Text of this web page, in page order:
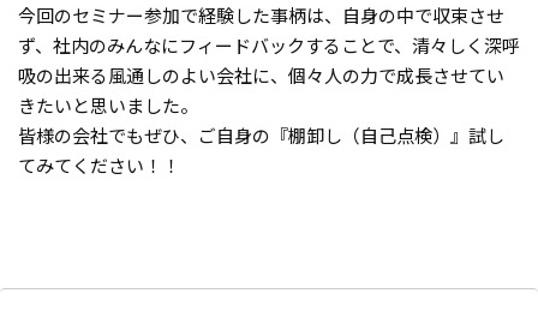
今回のセミナー参加で経験した事柄は、自身の中で収束させ
ず、社内のみんなにフィードバックすることで、清々しく深呼
吸の出来る風通しのよい会社に、個々人の力で成長させてい
きたいと思いました。
皆様の会社でもぜひ、ご自身の『棚卸し（自己点検）』試し
てみてください！！